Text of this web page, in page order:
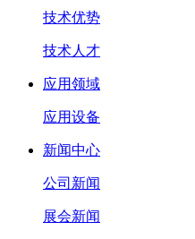
技术优势
技术人才
应用领域
应用设备
新闻中心
公司新闻
展会新闻